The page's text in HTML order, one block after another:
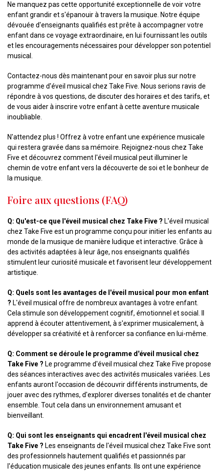
Ne manquez pas cette opportunité exceptionnelle de voir votre
enfant grandir et s'épanouir à travers la musique. Notre équipe
dévouée d'enseignants qualifiés est prête à accompagner votre
enfant dans ce voyage extraordinaire, en lui fournissant les outils
et les encouragements nécessaires pour développer son potentiel
musical.
Contactez-nous dès maintenant pour en savoir plus sur notre
programme d'éveil musical chez Take Five. Nous serions ravis de
répondre à vos questions, de discuter des horaires et des tarifs, et
de vous aider à inscrire votre enfant à cette aventure musicale
inoubliable.
N'attendez plus ! Offrez à votre enfant une expérience musicale
qui restera gravée dans sa mémoire. Rejoignez-nous chez Take
Five et découvrez comment l'éveil musical peut illuminer le
chemin de votre enfant vers la découverte de soi et le bonheur de
la musique.
Foire aux questions (FAQ)
Q: Qu'est-ce que l'éveil musical chez Take Five ? L'éveil musical
chez Take Five est un programme conçu pour initier les enfants au
monde de la musique de manière ludique et interactive. Grâce à
des activités adaptées à leur âge, nos enseignants qualifiés
stimulent leur curiosité musicale et favorisent leur développement
artistique.
Q: Quels sont les avantages de l'éveil musical pour mon enfant
? L'éveil musical offre de nombreux avantages à votre enfant.
Cela stimule son développement cognitif, émotionnel et social. Il
apprend à écouter attentivement, à s'exprimer musicalement, à
développer sa créativité et à renforcer sa confiance en lui-même.
Q: Comment se déroule le programme d'éveil musical chez
Take Five ? Le programme d'éveil musical chez Take Five propose
des séances interactives avec des activités musicales variées. Les
enfants auront l'occasion de découvrir différents instruments, de
jouer avec des rythmes, d'explorer diverses tonalités et de chanter
ensemble. Tout cela dans un environnement amusant et
bienveillant.
Q: Qui sont les enseignants qui encadrent l'éveil musical chez
Take Five ? Les enseignants de l'éveil musical chez Take Five sont
des professionnels hautement qualifiés et passionnés par
l'éducation musicale des jeunes enfants. Ils ont une expérience